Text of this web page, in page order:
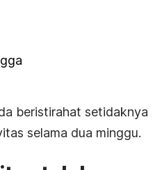
beristirahat setidaknya
selama dua minggu.